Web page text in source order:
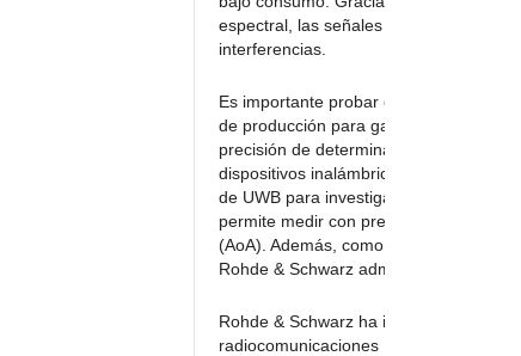
espectral, las señales de UWB pueden
interferencias.
Es importante probar el rendimiento de
de producción para garantizar la
precisión de determinación de la
dispositivos inalámbricos, Rohde &
de UWB para investigación y
permite medir con precisión
(AoA). Además, como miembro del
Rohde & Schwarz admite los
Rohde & Schwarz ha integrado las
radiocomunicaciones R&S CMP200, lo